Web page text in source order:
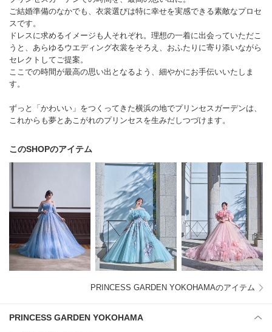
ご結婚準備のなかでも、衣裳選びは特に幸せを実感できる素敵なプロセ
スです。
ドレスに求めるイメージも人それぞれ。理想の一着に出会っていただこ
うと、あらゆるウエディング衣裳をそろえ、おふたりに寄り添いながら
セレクトしてご提案。
ここでの時間が最高の思い出となるよう、細やかにお手伝いいたしま
す。
ずっと「かわいい」をつくってきた横浜の地でプリンセスガーデンは、
これからも夢とあこがれのプリンセスを生みだしつづけます。
このSHOPのアイテム
PRINCESS GARDEN YOKOHAMAのアイテム
PRINCESS GARDEN YOKOHAMA